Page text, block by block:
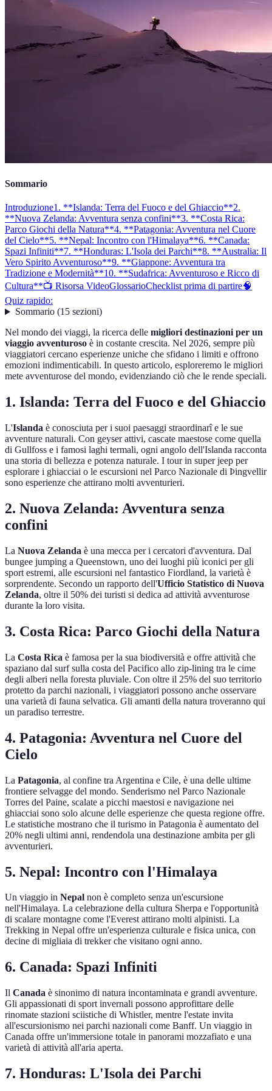
Sommario
Introduzione1. **Islanda: Terra del Fuoco e del Ghiaccio**2.
**Nuova Zelanda: Avventura senza confini**3. **Costa Rica:
Parco Giochi della Natura**4. **Patagonia: Avventura nel Cuore
del Cielo**5. **Nepal: Incontro con l'Himalaya**6. **Canada:
Spazi Infiniti**7. **Honduras: L'Isola dei Parchi**8. **Australia: Il
Vero Spirito Avventuroso**9. **Giappone: Avventura tra
Tradizione e Modernità**10. **Sudafrica: Avventuroso e Ricco di
Cultura**📺 Risorsa VideoGlossarioChecklist prima di partire🧠
Quiz rapido:
Sommario(15 sezioni)
Nel mondo dei viaggi, la ricerca delle migliori destinazioni per un
viaggio avventuroso è in costante crescita. Nel 2026, sempre più
viaggiatori cercano esperienze uniche che sfidano i limiti e offrono
emozioni indimenticabili. In questo articolo, esploreremo le migliori
mete avventurose del mondo, evidenziando ciò che le rende speciali.
1. Islanda: Terra del Fuoco e del Ghiaccio
L'Islanda è conosciuta per i suoi paesaggi straordinarî e le sue
avventure naturali. Con geyser attivi, cascate maestose come quella
di Gullfoss e i famosi laghi termali, ogni angolo dell'Islanda racconta
una storia di bellezza e potenza naturale. I tour in super jeep per
esplorare i ghiacciai o le escursioni nel Parco Nazionale di Þingvellir
sono esperienze che attirano molti avventurieri.
2. Nuova Zelanda: Avventura senza
confini
La Nuova Zelanda è una mecca per i cercatori d'avventura. Dal
bungee jumping a Queenstown, uno dei luoghi più iconici per gli
sport estremi, alle escursioni nel fantastico Fiordland, la varietà è
sorprendente. Secondo un rapporto dell'Ufficio Statistico di Nuova
Zelanda, oltre il 50% dei turisti si dedica ad attività avventurose
durante la loro visita.
3. Costa Rica: Parco Giochi della Natura
La Costa Rica è famosa per la sua biodiversità e offre attività che
spaziano dal surf sulla costa del Pacifico allo zip-lining tra le cime
degli alberi nella foresta pluviale. Con oltre il 25% del suo territorio
protetto da parchi nazionali, i viaggiatori possono anche osservare
una varietà di fauna selvatica. Gli amanti della natura troveranno qui
un paradiso terrestre.
4. Patagonia: Avventura nel Cuore del
Cielo
La Patagonia, al confine tra Argentina e Cile, è una delle ultime
frontiere selvagge del mondo. Senderismo nel Parco Nazionale
Torres del Paine, scalate a picchi maestosi e navigazione nei
ghiacciai sono solo alcune delle esperienze che questa regione offre.
Le statistiche mostrano che il turismo in Patagonia è aumentato del
20% negli ultimi anni, rendendola una destinazione ambita per gli
avventurieri.
5. Nepal: Incontro con l'Himalaya
Un viaggio in Nepal non è completo senza un'escursione
nell'Himalaya. La celebrazione della cultura Sherpa e l'opportunità
di scalare montagne come l'Everest attirano molti alpinisti. La
Trekking in Nepal offre un'esperienza culturale e fisica unica, con
decine di migliaia di trekker che visitano ogni anno.
6. Canada: Spazi Infiniti
Il Canada è sinonimo di natura incontaminata e grandi avventure.
Gli appassionati di sport invernali possono approfittare delle
rinomate stazioni sciistiche di Whistler, mentre l'estate invita
all'escursionismo nei parchi nazionali come Banff. Un viaggio in
Canada offre un'immersione totale in panorami mozzafiato e una
varietà di attività all'aria aperta.
7. Honduras: L'Isola dei Parchi